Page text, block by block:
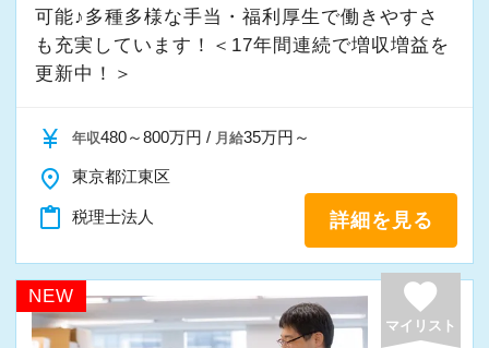
【具体的な業務】
・記帳代行
・年末調整業務
・申告書作成補助
・決算業務
・Excelを使用した集計、Wordでの文書作成
・電話、メール対応
・その他付随する業務
可能♪多種多様な手当・福利厚生で働きやすさ
も充実しています！＜17年間連続で増収増益を
更新中！＞
currency_yen 年収480～800万円 / 月給35万円～
place 東京都江東区
content_paste 税理士法人 詳細を見る
NEW favorite
マイリスト